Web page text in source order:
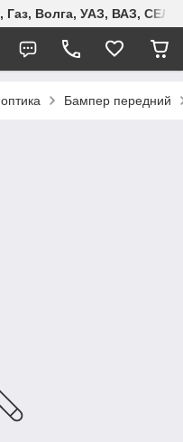
Газ, Волга, УАЗ, ВАЗ,
Бампер передний